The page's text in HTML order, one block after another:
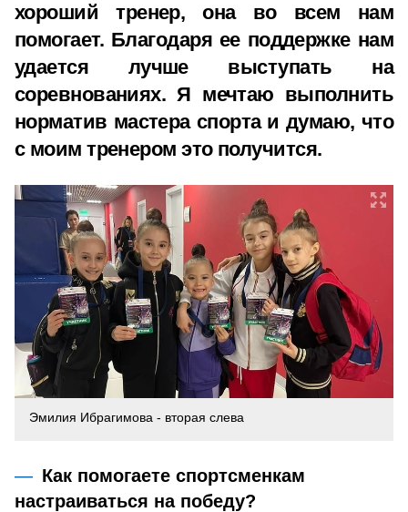
хороший тренер, она во всем нам
помогает. Благодаря ее поддержке нам
удается лучше выступать на
соревнованиях. Я мечтаю выполнить
норматив мастера спорта и думаю, что
с моим тренером это получится.
Эмилия Ибрагимова - вторая слева
Как помогаете спортсменкам
настраиваться на победу?